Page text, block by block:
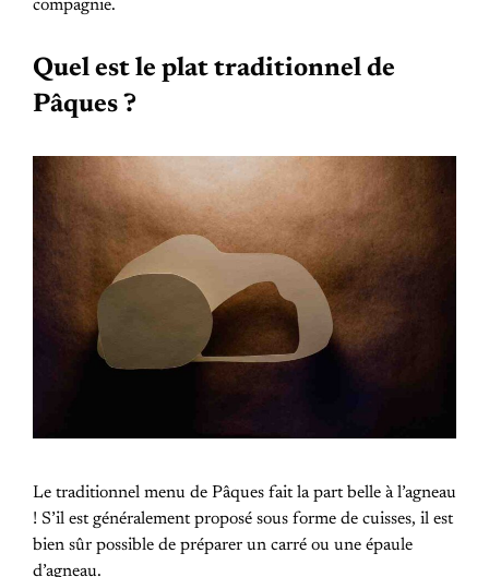
compagnie.
Quel est le plat traditionnel de
Pâques ?
Le traditionnel menu de Pâques fait la part belle à l’agneau
! S’il est généralement proposé sous forme de cuisses, il est
bien sûr possible de préparer un carré ou une épaule
d’agneau.